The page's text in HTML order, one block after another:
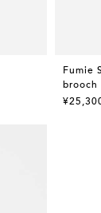
Fumie
brooch